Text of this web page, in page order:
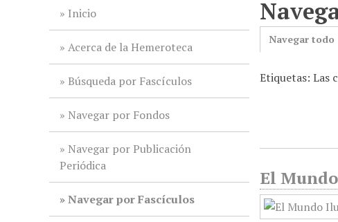
Inicio
Acerca de la Hemeroteca
Búsqueda por Fascículos
Navegar por Fondos
Navegar por Publicación
Periódica
Navegar por Fascículos
Navegar todo
Etiquetas: Las
El